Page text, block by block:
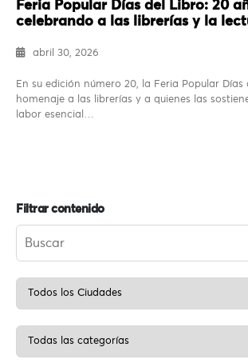
Feria Popular Días del Libro: 20
celebrando a las librerías y la
abril 30, 2026
En su edición número 20, la Feria Popular Días
homenaje a las librerías y a quienes las
labor esencial…
Filtrar contenido